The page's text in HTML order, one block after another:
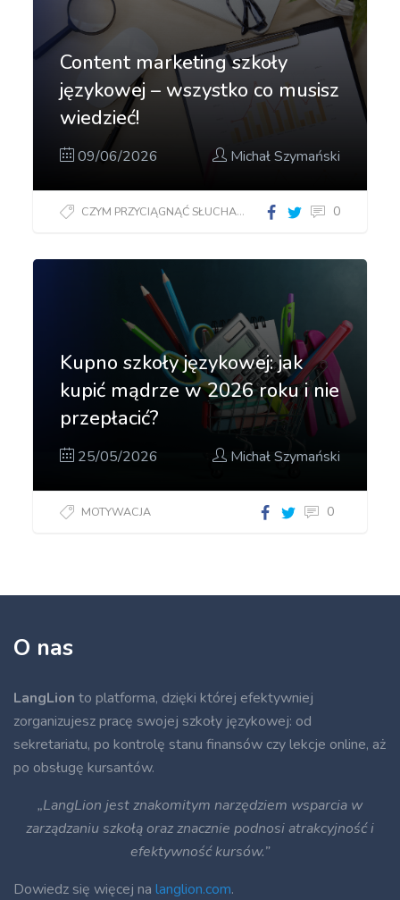
Content marketing szkoły
językowej – wszystko co musisz
wiedzieć!
09/06/2026 Michał Szymański
CZYM PRZYCIĄGNĄĆ SŁUCHACZY? 0
Kupno szkoły językowej: jak
kupić mądrze w 2026 roku i nie
przepłacić?
25/05/2026 Michał Szymański
MOTYWACJA 0
O nas
LangLion to platforma, dzięki której efektywniej
zorganizujesz pracę swojej szkoły językowej: od
sekretariatu, po kontrolę stanu finansów czy lekcje online, aż
po obsługę kursantów.
„LangLion jest znakomitym narzędziem wsparcia w
zarządzaniu szkołą oraz znacznie podnosi atrakcyjność i
efektywność kursów.”
Dowiedz się więcej na langlion.com.